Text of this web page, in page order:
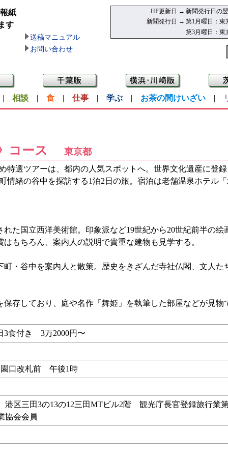
紙
す
送稿マニュアル
お問い合わせ
HP更新日 → 新聞発行日の
新聞発行日 → 第1月曜日：東
第3月曜日：東
相談| 食| 仕事| 学ぶ| お茶の間けいざい|
コース 東京都
特選ツアーは、都内の人気スポットへ。世界文化遺産に登
情緒の谷中を探訪する1泊2日の旅。宿泊は老舗温泉ホテル
た国立西洋美術館。印象派など19世紀から20世紀前半の絵
もちろん、案内人の説明で貴重な建物も見学する。
・谷中を案内人と散策。歴史をきざんだ寺社仏閣、文人た
存しており、庭や名作「舞姫」を執筆した部屋などが見物
3食付き 3万2000円〜
口改札前 午後1時
区三田3の13の12三田MTビル2階 観光庁長官登録旅行業
協会会員